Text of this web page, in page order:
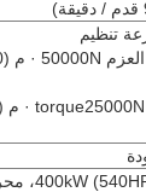
تنظيم